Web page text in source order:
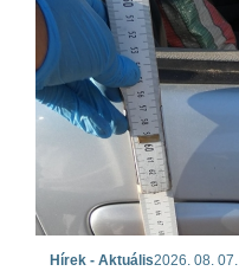
Hírek - Aktuális2026. 08. 07.